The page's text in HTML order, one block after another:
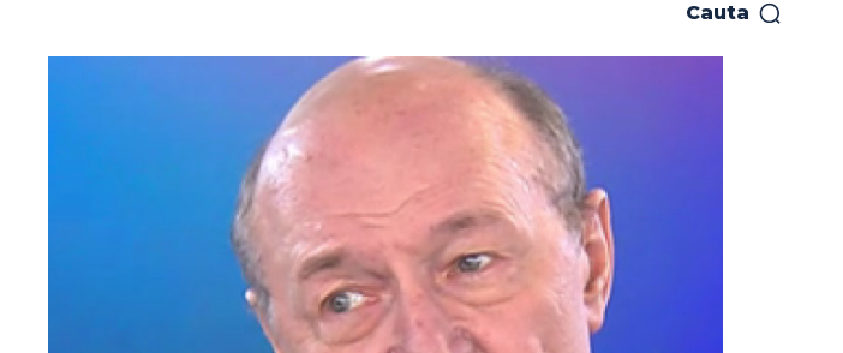
Cauta